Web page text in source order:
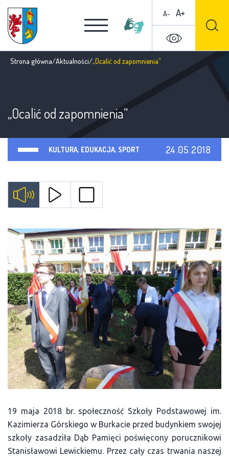
A- A+
Strona główna/Aktualności/„Ocalić od zapomnienia”
„Ocalić od zapomnienia”
KULTURA, EDUKACJA, SPORT 24.05.2018
19 maja 2018 br. społeczność Szkoły Podstawowej im.
Kazimierza Górskiego w Burkacie przed budynkiem swojej
szkoły zasadziła Dąb Pamięci poświęcony porucznikowi
Stanisławowi Lewickiemu. Przez cały czas trwania naszej